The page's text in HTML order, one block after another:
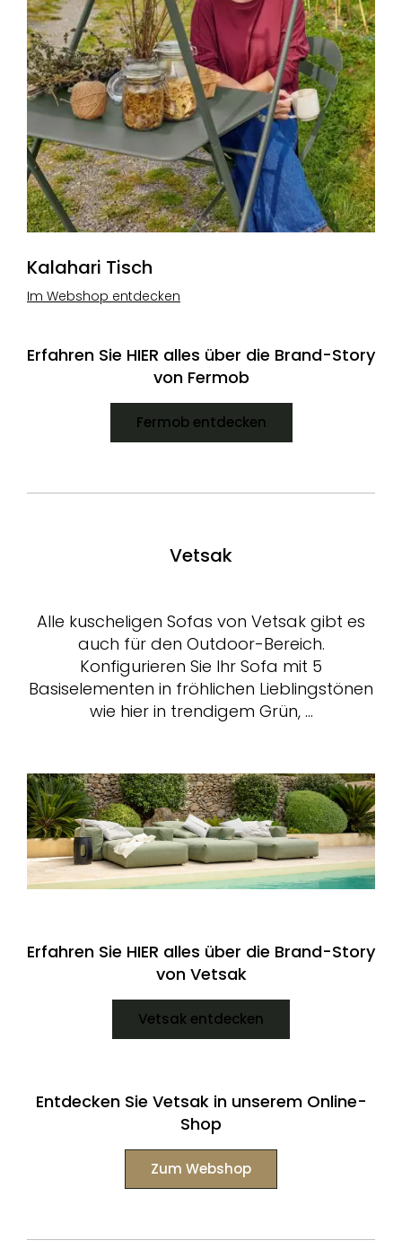
Kalahari Tisch
Im Webshop entdecken
Erfahren Sie HIER alles über die Brand-Story
von Fermob
Fermob entdecken
Vetsak
Alle kuscheligen Sofas von Vetsak gibt es
auch für den Outdoor-Bereich.
Konfigurieren Sie Ihr Sofa mit 5
Basiselementen in fröhlichen Lieblingstönen
wie hier in trendigem Grün, …
Erfahren Sie HIER alles über die Brand-Story
von Vetsak
Vetsak entdecken
Entdecken Sie Vetsak in unserem Online-
Shop
Zum Webshop